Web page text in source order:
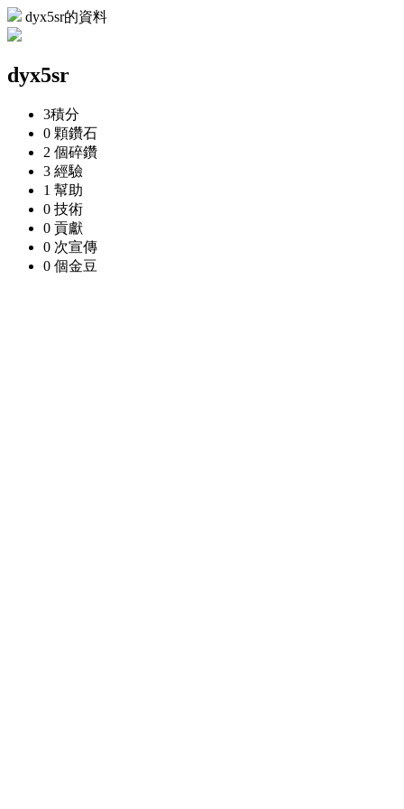
dyx5sr的資料
dyx5sr
3積分
0 顆鑽石
2 個碎鑽
3 經驗
1 幫助
0 技術
0 貢獻
0 次宣傳
0 個金豆